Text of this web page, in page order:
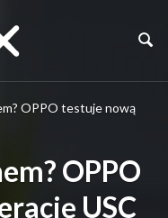
OPPO testuje nową
OPPO
USC